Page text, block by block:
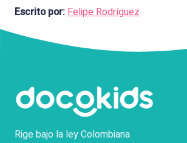
Escrito por:Felipe Rodríguez
Rige bajo la ley Colombiana